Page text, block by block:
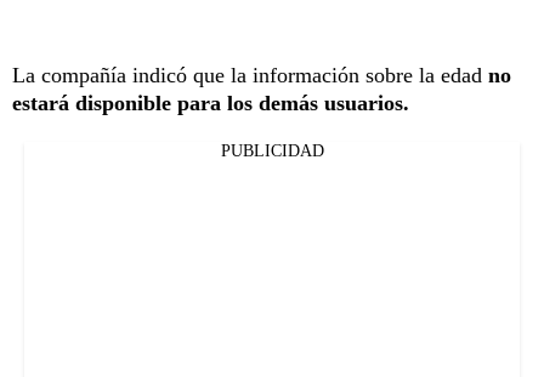
La compañía indicó que la información sobre la edad no
estará disponible para los demás usuarios.
PUBLICIDAD